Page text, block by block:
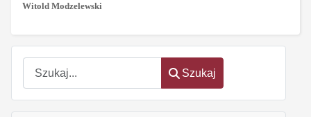
Szukaj
Szukaj
Witold Modzelewski